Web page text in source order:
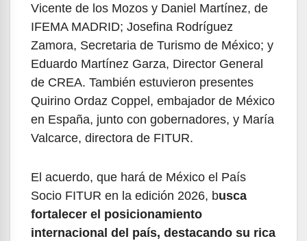
Vicente de los Mozos y Daniel Martínez, de
IFEMA MADRID; Josefina Rodríguez
Zamora, Secretaria de Turismo de México; y
Eduardo Martínez Garza, Director General
de CREA. También estuvieron presentes
Quirino Ordaz Coppel, embajador de México
en España, junto con gobernadores, y María
Valcarce, directora de FITUR.
El acuerdo, que hará de México el País
Socio FITUR en la edición 2026, busca
fortalecer el posicionamiento
internacional del país, destacando su rica